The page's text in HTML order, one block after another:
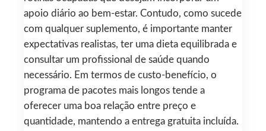
apoio diário ao bem-estar. Contudo, como sucede
com qualquer suplemento, é importante manter
expectativas realistas, ter uma dieta equilibrada e
consultar um profissional de saúde quando
necessário. Em termos de custo-benefício, o
programa de pacotes mais longos tende a
oferecer uma boa relação entre preço e
quantidade, mantendo a entrega gratuita incluída.